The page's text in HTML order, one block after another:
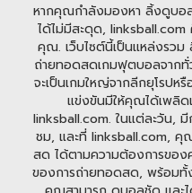
หากคุณกำลังมองหา ลิ้งดูบอ
ได้ไม่มีสะดุด,
คุณ. เว็บไซต์นี้เป็นแหล่งรว
ถ่ายทอดสดเกมฟุตบอลจากทั่
จะเป็นเกมใหญ่จากลีกยุโรปห
แข่งขันมีให้คุณได้เพลิ
linksball.com. ในแต่ละวัน,
ชม, และที่ linksball.com, คุ
สด ได้ตามความต้องการขอ
ของการถ่ายทอดสด, พร้อมทั้